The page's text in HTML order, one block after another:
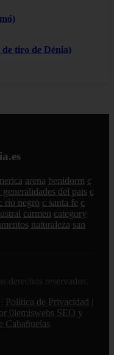
de tiro de Dénia)
arena benidorm c
generalidades del pais c
rio negro c santa fe c
carmen category
naturaleza san
derechos reservados.
Política de Privacidad
0lemiswebs SEO y
Cabañuelas